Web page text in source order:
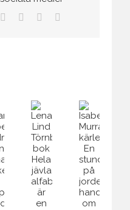
TumblrPinterest
Lena
Lind
Törnbergs
bok
Hela
jävla
alfabetet
Isabella
Murrays
kärleksroman
stund
jorden